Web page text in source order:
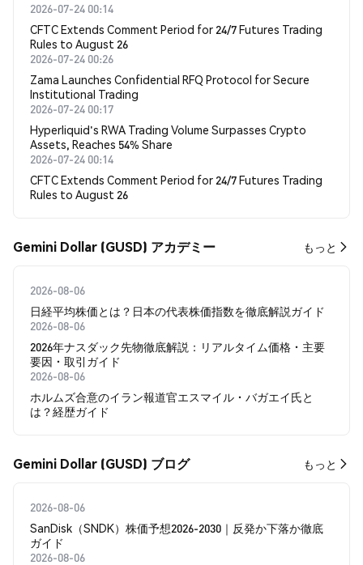
2026-07-24 00:14
CFTC Extends Comment Period for 24/7 Futures Trading
Rules to August 26
2026-07-24 00:26
Zama Launches Confidential RFQ Protocol for Secure
Institutional Trading
2026-07-24 00:17
Hyperliquid's RWA Trading Volume Surpasses Crypto
Assets, Reaches 54% Share
2026-07-24 00:14
CFTC Extends Comment Period for 24/7 Futures Trading
Rules to August 26
Gemini Dollar (GUSD) アカデミー もっと
2026-08-06
日経平均株価とは？日本の代表株価指数を徹底解説ガイド
2026-08-06
2026年ナスダック先物徹底解説：リアルタイム価格・主要
要因・取引ガイド
2026-08-06
ホルムズ合意のイラン報道官エスマイル・バガエイ氏と
は？経歴ガイド
Gemini Dollar (GUSD) ブログ もっと
2026-08-06
SanDisk（SNDK）株価予想2026-2030｜反発か下落か徹底
ガイド
2026-08-06